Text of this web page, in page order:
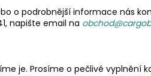
o podrobnější informace nás
napište email na
je. Prosíme o pečlivé vyplnění